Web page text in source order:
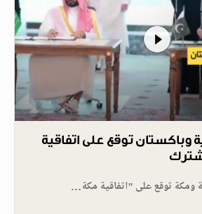
وباكستان توقع على اتفاقية
ومكة توقع على "اتفاقية مكة…